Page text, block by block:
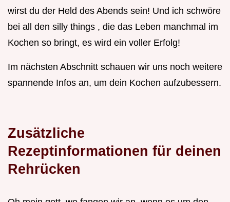
wirst du der Held des Abends sein! Und ich schwöre
bei all den silly things , die das Leben manchmal im
Kochen so bringt, es wird ein voller Erfolg!
Im nächsten Abschnitt schauen wir uns noch weitere
spannende Infos an, um dein Kochen aufzubessern.
Zusätzliche
Rezeptinformationen für deinen
Rehrücken